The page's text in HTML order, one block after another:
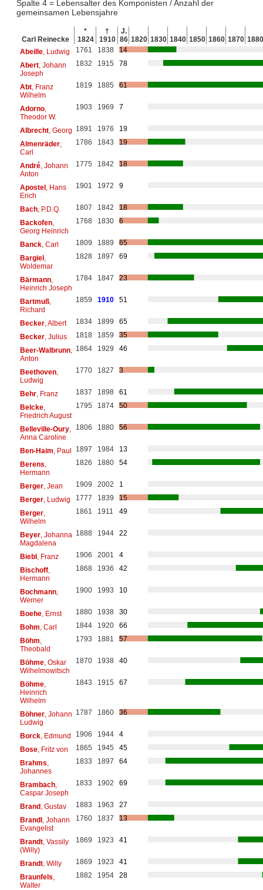
Spalte 4 = Lebensalter des Komponisten / Anzahl der
gemeinsamen Lebensjahre
Carl Reinecke
*
1824
†
1910
J.
86 1820 1830 1840 1850 1860 1870 1880
Abeille, Ludwig 1761 1838
14
Abert, Johann
Joseph
1832 1915 78
Abt, Franz
Wilhelm
1819 1885 61
Adorno,
Theodor W.
1903 1969 7
Albrecht, Georg 1891 1976
19
Almenräder,
Carl
1786 1843 19
André, Johann
Anton
1775 1842 18
Apostel, Hans
Erich
1901 1972 9
Bach, P.D.Q. 1807 1842
18
Backofen,
Georg Heinrich
1768 1830 6
Banck, Carl 1809 1889
65
Bargiel,
Woldemar
1828 1897 69
Bärmann,
Heinrich Joseph
1784 1847 23
Bartmuß,
Richard
1859 1910 51
Becker, Albert 1834 1899
65
Becker, Julius 1818 1859
35
Beer-Walbrunn,
Anton
1864 1929 46
Beethoven,
Ludwig
1770 1827 3
Behr, Franz 1837 1898
61
Belcke,
Friedrich August
1795 1874 50
Belleville-Oury,
Anna Caroline
1806 1880 56
Ben-Haim , Paul 1897 1984
13
Berens
Hermann
1826 1880 54
Berger, Jean 1909 2002
1
Berger, Ludwig 1777 1839
15
Berger,
Wilhelm
1861 1911 49
Beyer, Johanna
Magdalena
1888 1944 22
Biebl, Franz 1906 2001
4
Bischoff,
Hermann
1868 1936 42
Bochmann,
Werner
1900 1993 10
Boehe, Ernst 1880 1938
30
Bohm , Carl 1844 1920
66
Böhm
Theobald
1793 1881 57
Böhme, Oskar
Wilhelmowitsch
1870 1938 40
Böhme,
Heinrich
Wilhelm
1843 1915 67
Böhner, Johann
Ludwig
1787 1860 36
Borck, Edmund 1906 1944
4
Bose, Fritz von 1865 1945
45
Brahms
Johannes
1833 1897 64
Brambach,
Caspar Joseph
1833 1902 69
Brand, Gustav 1883 1963
27
Brandl, Johann
Evangelist
1760 1837 13
Brandt, Vassily
(Willy)
1869 1923 41
Brandt, Willy 1869 1923
41
Braunfels
Walter
1882 1954 28